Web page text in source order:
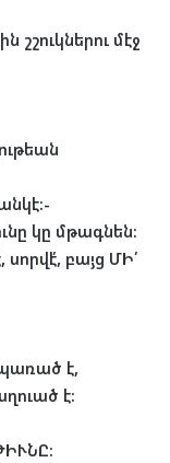
մէջ
կը մթագնեն։
բայց ՄԻ՛
է,
է։